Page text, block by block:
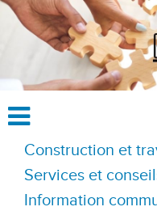
Construction et
Services et
Information